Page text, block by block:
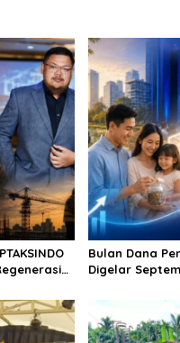
Bulan Dana
Digelar
Berkelanjutan